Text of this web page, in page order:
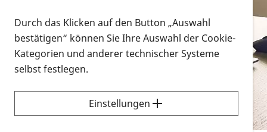
Vorlesen
Alle Infomaterialien in verschiedenen
Formaten an einem Ort
Sie möchten wissen, wie Sie nach Infonmaterial
suchen und dieses bestellen bzw. herunterladen
können? Schauen Sie sich dieErklärvideos zum
Durch das Klicken auf den Button „Auswahl
bestätigen“ können Sie Ihre Auswahl der Cookie-
Kategorien und anderer technischer Systeme
selbst festlegen.
Einstellungen